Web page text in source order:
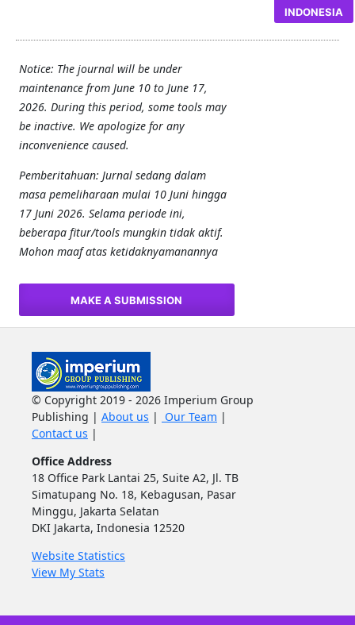
INDONESIA
Notice: The journal will be under
maintenance from June 10 to June 17,
2026. During this period, some tools may
be inactive. We apologize for any
inconvenience caused.
Pemberitahuan: Jurnal sedang dalam
masa pemeliharaan mulai 10 Juni hingga
17 Juni 2026. Selama periode ini,
beberapa fitur/tools mungkin tidak aktif.
Mohon maaf atas ketidaknyamanannya
MAKE A SUBMISSION
© Copyright 2019 - 2026 Imperium Group
Publishing | About us | Our Team |
Contact us |
Office Address
18 Office Park Lantai 25, Suite A2, Jl. TB
Simatupang No. 18, Kebagusan, Pasar
Minggu, Jakarta Selatan
DKI Jakarta, Indonesia 12520
Website Statistics
View My Stats